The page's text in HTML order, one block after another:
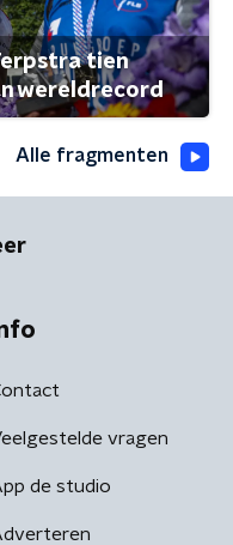
tien
wereldrecord
Alle fragmenten
vragen
de studio